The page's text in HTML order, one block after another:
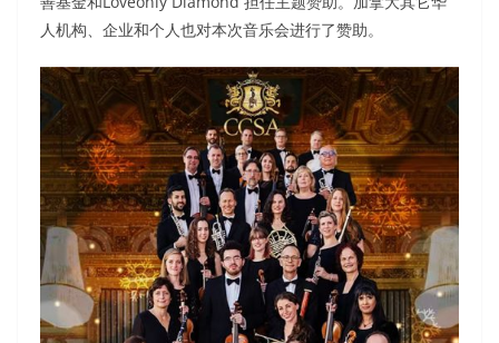
人机构、企业和个人也对本次音乐会进行了赞助。